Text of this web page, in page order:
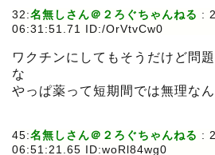
32:名無しさん＠２ろぐちゃんねる :
06:31:51.71 ID:/OrVtvCw0
ワクチンにしてもそうだけど問
な
やっぱ薬って短期間では無理な
45:名無しさん＠２ろぐちゃんねる :
06:51:21.65 ID:woRl84wg0